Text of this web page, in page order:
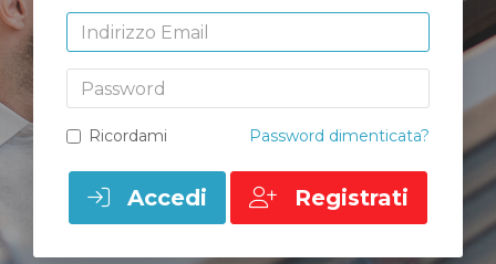
Indirizzo Email
Password
Ricordami Password dimenticata?
Accedi Registrati